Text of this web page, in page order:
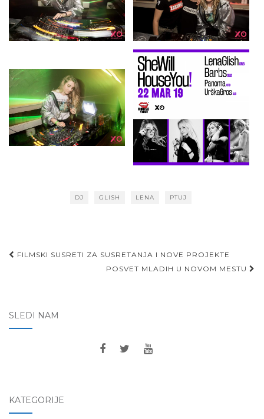
DJ GLISH LENA PTUJ
Post
FILMSKI SUSRETI ZA SUSRETANJA I NOVE PROJEKTE
POSVET MLADIH U NOVOM MESTU
SLEDI NAM
KATEGORIJE